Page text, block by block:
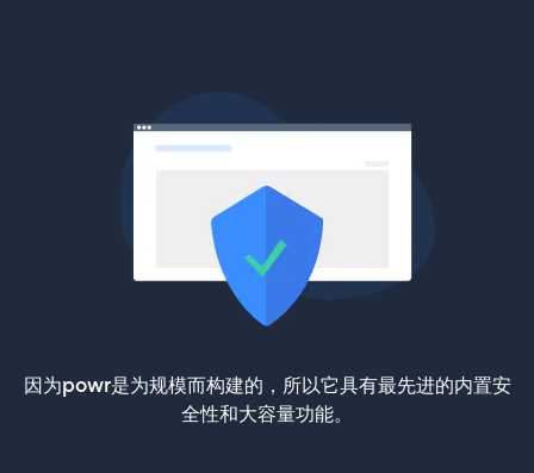
因为powr是为规模而构建的，所以它具有最先进的内置安
全性和大容量功能。